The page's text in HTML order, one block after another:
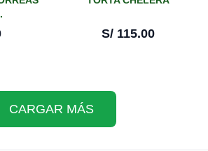
S/ 115.00
CARGAR MÁS